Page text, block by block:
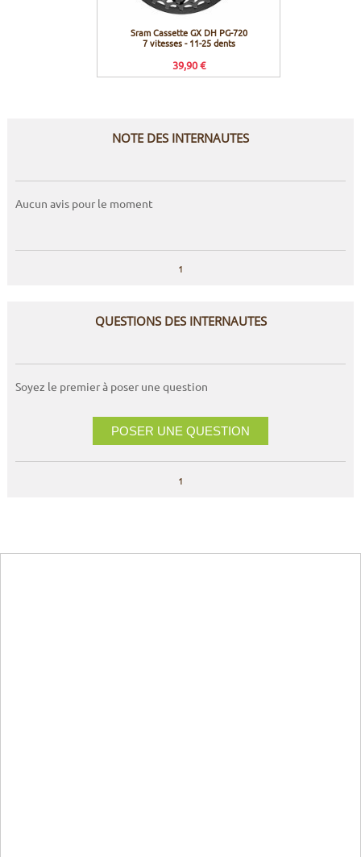
Sram Cassette GX DH PG-720
7 vitesses - 11-25 dents
39,90 €
NOTE DES INTERNAUTES
Aucun avis pour le moment
1
QUESTIONS DES INTERNAUTES
Soyez le premier à poser une question
POSER UNE QUESTION
1